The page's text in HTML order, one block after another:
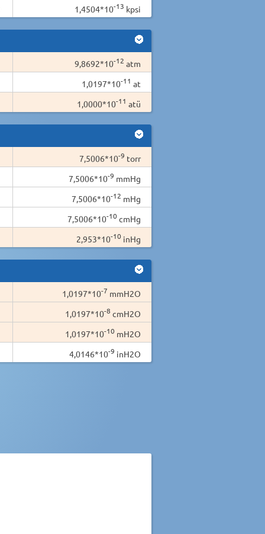
1,4504*10-13 kpsi
9,8692*10-12 atm
1,0197*10-11 at
1,0000*10-11 atü
7,5006*10-9 torr
7,5006*10-9 mmHg
7,5006*10-12 mHg
7,5006*10-10 cmHg
2,953*10-10 inHg
1,0197*10-7 mmH2O
1,0197*10-8 cmH2O
1,0197*10-10 mH2O
4,0146*10-9 inH2O